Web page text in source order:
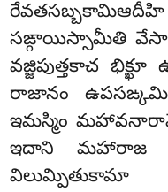
రేవతసబ్బకామిఆదీహి
సఙ్గాయిస్సామీతి
వజ్జిపుత్తకాచ
రాజానం
ఇమస్మిం మహావనారామే
ఇదాని మహారాజ
విలుమ్పితుకామా